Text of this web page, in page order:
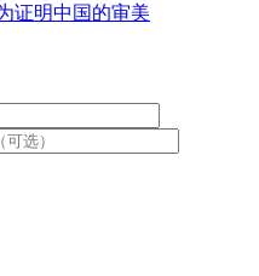
证明中国的审美